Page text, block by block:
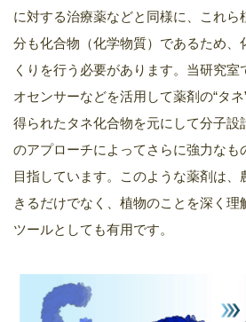
に対する治療薬などと同様に、これら
分も化合物（化学物質）であるため、
くりを行う必要があります。当研究室
オセンサーなどを活用して薬剤の“タネ
得られたタネ化合物を元にして分子設
のアプローチによってさらに強力なも
目指しています。このような薬剤は、
きるだけでなく、植物のことを深く理
ツールとしても有用です。